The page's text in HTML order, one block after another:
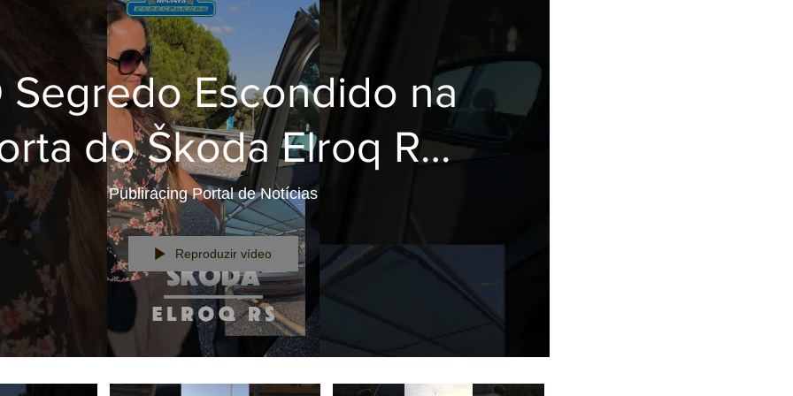
Segredo Escondido na
do Škoda Elroq RS!
☔
Publiracing Portal de Notícias
Reproduzir vídeo